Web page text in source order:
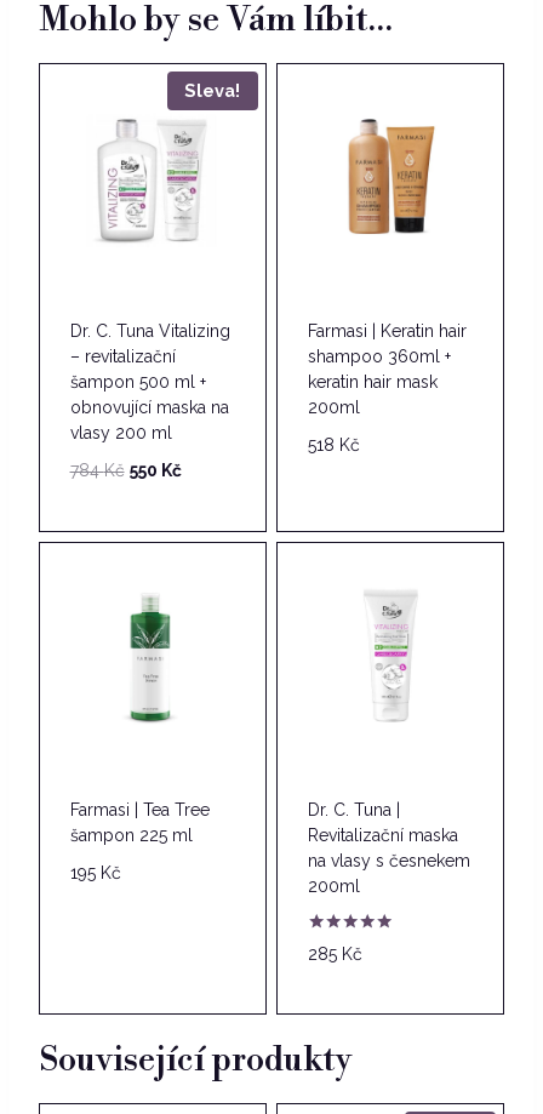
Mohlo by se Vám líbit…
Sleva!
Dr. C. Tuna Vitalizing
– revitalizační
šampon 500 ml +
obnovující maska na
vlasy 200 ml
784Kč Původní
550 KčAktuální
Farmasi | Keratin hair
shampoo 360ml +
keratin hair mask
200ml
518 Kč
Farmasi | Tea Tree
šampon 225 ml
195 Kč
Dr. C. Tuna |
Revitalizační maska
na vlasy s česnekem
200ml
Hodnocení
5.00
285 Kč
Související produkty